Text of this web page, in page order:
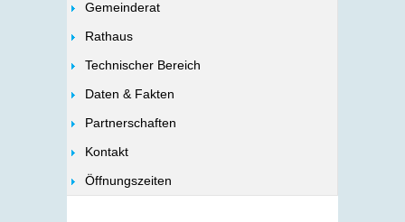
Gemeinderat
Rathaus
Technischer Bereich
Daten & Fakten
Partnerschaften
Kontakt
Öffnungszeiten